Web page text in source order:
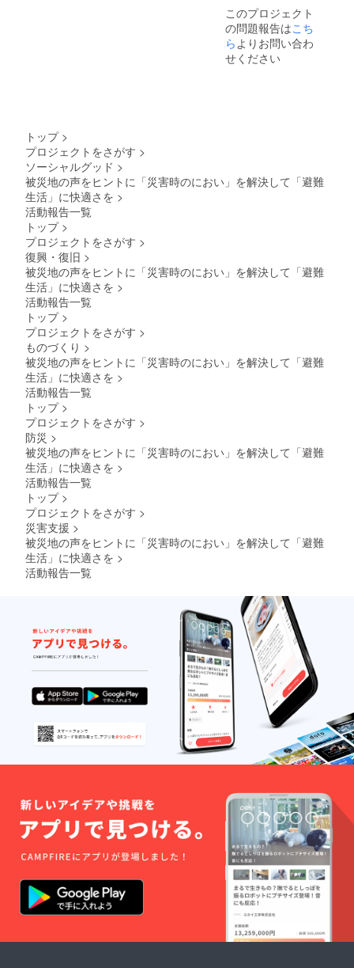
ロジェ
クトは
「CAM
PFIRE
for
Social
援する
もので
＋税）
をご支
事にな
りま
い致し
ます。
ル：
USB-
micro（
2.5 m）
・付属
（USB-
micro）
ダプ
ターは
ご用意
くださ
は、い
ずれか
応ACア
出力：
DC5.0
V、1.0
A以上)
●市販の
モバイ
ルバッ
テリー
（電池
容量
5000 ｍ
上、定
格出
V、1.0
A以上）
■消臭用
バッグ
・材
質：ポ
リプロ
ピレン
・組立
時のサ
60cm✕
旅費交
通費及
び宿泊
費（実
費）を
PFIRE
for
※「CA
MPFIRE
解決を
図る活
の手数
料
負担い
す。何
卒ご理
解の程
よろし
くお願
い致し
ます。
このプロジェクト
の問題報告はこち
ら よりお問い合わ
せください
トップ >
プロジェクトをさがす >
ソーシャルグッド >
被災地の声をヒントに「災害時のにおい」を解決して「避難
生活」に快適さを >
活動報告一覧
トップ >
プロジェクトをさがす >
復興・復旧 >
被災地の声をヒントに「災害時のにおい」を解決して「避難
生活」に快適さを >
活動報告一覧
トップ >
プロジェクトをさがす >
ものづくり >
被災地の声をヒントに「災害時のにおい」を解決して「避難
生活」に快適さを >
活動報告一覧
トップ >
プロジェクトをさがす >
防災 >
被災地の声をヒントに「災害時のにおい」を解決して「避難
生活」に快適さを >
活動報告一覧
トップ >
プロジェクトをさがす >
災害支援 >
被災地の声をヒントに「災害時のにおい」を解決して「避難
生活」に快適さを >
活動報告一覧